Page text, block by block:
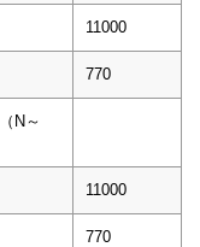
11000
770
N～
11000
770